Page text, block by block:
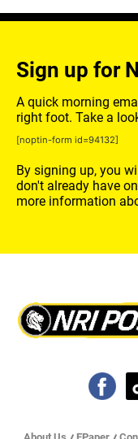
Sign up for
A quick morning
right foot. Take a
[noptin-form id=94132]
By signing up, you
don't already have
more information